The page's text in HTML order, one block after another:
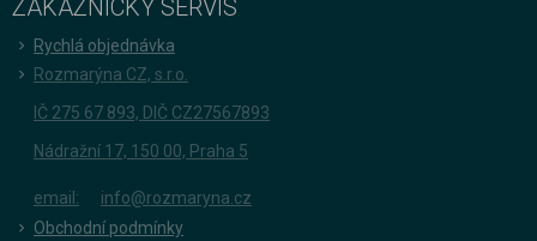
ZÁKAZNICKÝ SERVIS
Rychlá objednávka
Rozmarýna CZ, s.r.o.
IČ 275 67 893, DIČ CZ27567893
Nádražní 17, 150 00, Praha 5
email:
info@rozmaryna.cz
Obchodní podmínky